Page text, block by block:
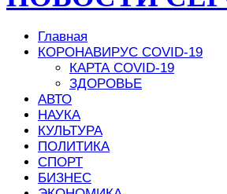
Главная
КОРОНАВИРУС COVID-19
КАРТА COVID-19
ЗДОРОВЬЕ
АВТО
НАУКА
КУЛЬТУРА
ПОЛИТИКА
СПОРТ
БИЗНЕС